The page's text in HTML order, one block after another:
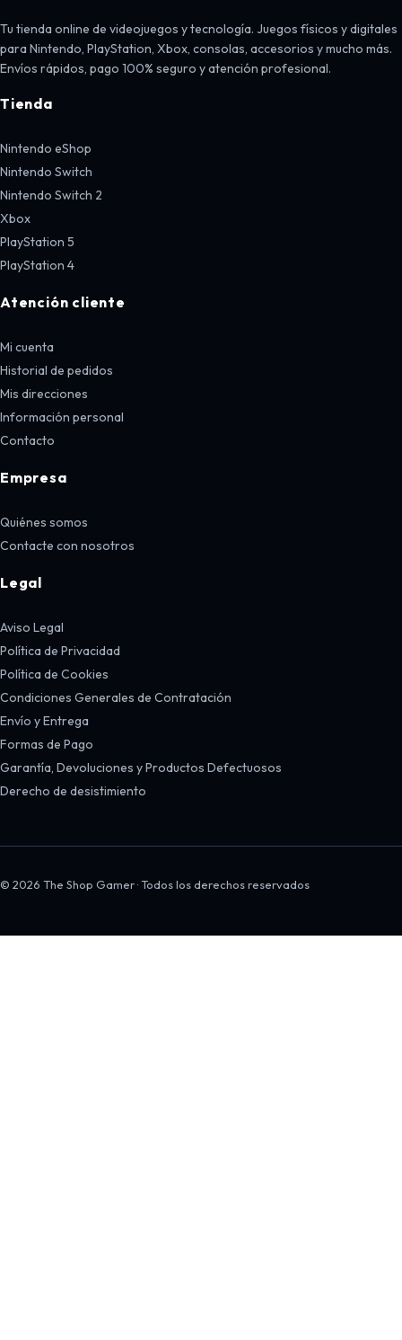
Tu tienda online de videojuegos y tecnología. Juegos físicos y digitales
para Nintendo, PlayStation, Xbox, consolas, accesorios y mucho más.
Envíos rápidos, pago 100% seguro y atención profesional.
Tienda
Nintendo eShop
Nintendo Switch
Nintendo Switch 2
Xbox
PlayStation 5
PlayStation 4
Atención cliente
Mi cuenta
Historial de pedidos
Mis direcciones
Información personal
Contacto
Empresa
Quiénes somos
Contacte con nosotros
Legal
Aviso Legal
Política de Privacidad
Política de Cookies
Condiciones Generales de Contratación
Envío y Entrega
Formas de Pago
Garantía, Devoluciones y Productos Defectuosos
Derecho de desistimiento
© 2026 The Shop Gamer · Todos los derechos reservados